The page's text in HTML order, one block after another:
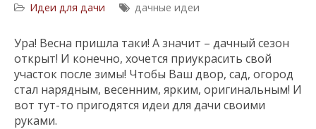
Идеи для дачи
дачные идеи
Ура! Весна пришла таки! А значит – дачный сезон
открыт! И конечно, хочется приукрасить свой
участок после зимы! Чтобы Ваш двор, сад, огород
стал нарядным, весенним, ярким, оригинальным! И
вот тут-то пригодятся идеи для дачи своими
руками.